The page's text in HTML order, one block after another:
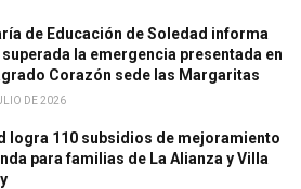
de Educación de Soledad informa
superada la emergencia presentada en
Corazón sede las Margaritas
DE 2026
logra 110 subsidios de mejoramiento
para familias de La Alianza y Villa